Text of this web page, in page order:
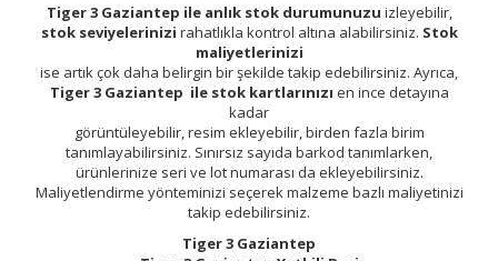
Tiger 3 Gaziantep ile anlık stok durumunuzu izleyebilir,
stok seviyelerinizi rahatlıkla kontrol altına alabilirsiniz. Stok
maliyetlerinizi
ise artık çok daha belirgin bir şekilde takip edebilirsiniz. Ayrıca,
Tiger 3 Gaziantep ile stok kartlarınızı en ince detayına
kadar
görüntüleyebilir, resim ekleyebilir, birden fazla birim
tanımlayabilirsiniz. Sınırsız sayıda barkod tanımlarken,
ürünlerinize seri ve lot numarası da ekleyebilirsiniz.
Maliyetlendirme yönteminizi seçerek malzeme bazlı maliyetinizi
takip edebilirsiniz.
Tiger 3 Gaziantep